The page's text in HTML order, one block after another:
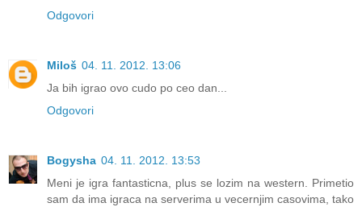
Odgovori
Miloš 04. 11. 2012. 13:06
Ja bih igrao ovo cudo po ceo dan...
Odgovori
Bogysha 04. 11. 2012. 13:53
Meni je igra fantasticna, plus se lozim na western. Primetio
sam da ima igraca na serverima u vecernjim casovima, tako